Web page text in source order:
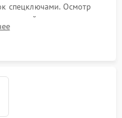
спецключами. Осмотр
пружин и
люфта, смещения